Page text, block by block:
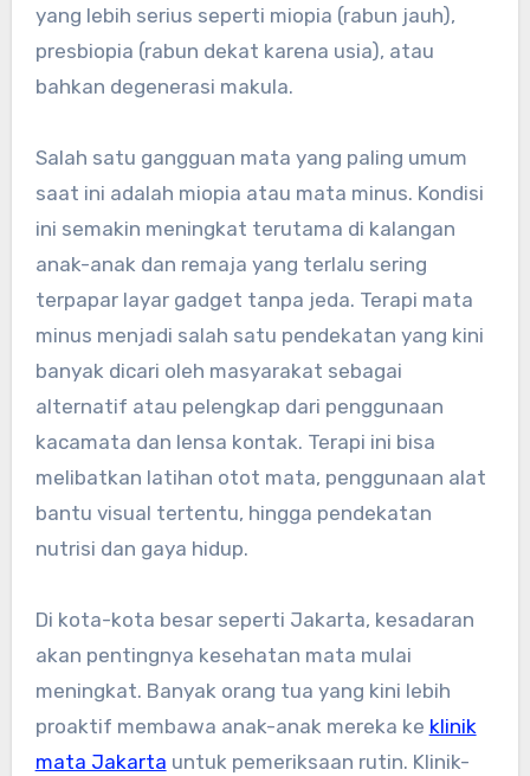
yang lebih serius seperti miopia (rabun jauh),
presbiopia (rabun dekat karena usia), atau
bahkan degenerasi makula.
Salah satu gangguan mata yang paling umum
saat ini adalah miopia atau mata minus. Kondisi
ini semakin meningkat terutama di kalangan
anak-anak dan remaja yang terlalu sering
terpapar layar gadget tanpa jeda. Terapi mata
minus menjadi salah satu pendekatan yang kini
banyak dicari oleh masyarakat sebagai
alternatif atau pelengkap dari penggunaan
kacamata dan lensa kontak. Terapi ini bisa
melibatkan latihan otot mata, penggunaan alat
bantu visual tertentu, hingga pendekatan
nutrisi dan gaya hidup.
Di kota-kota besar seperti Jakarta, kesadaran
akan pentingnya kesehatan mata mulai
meningkat. Banyak orang tua yang kini lebih
proaktif membawa anak-anak mereka ke klinik
mata Jakarta untuk pemeriksaan rutin. Klinik-